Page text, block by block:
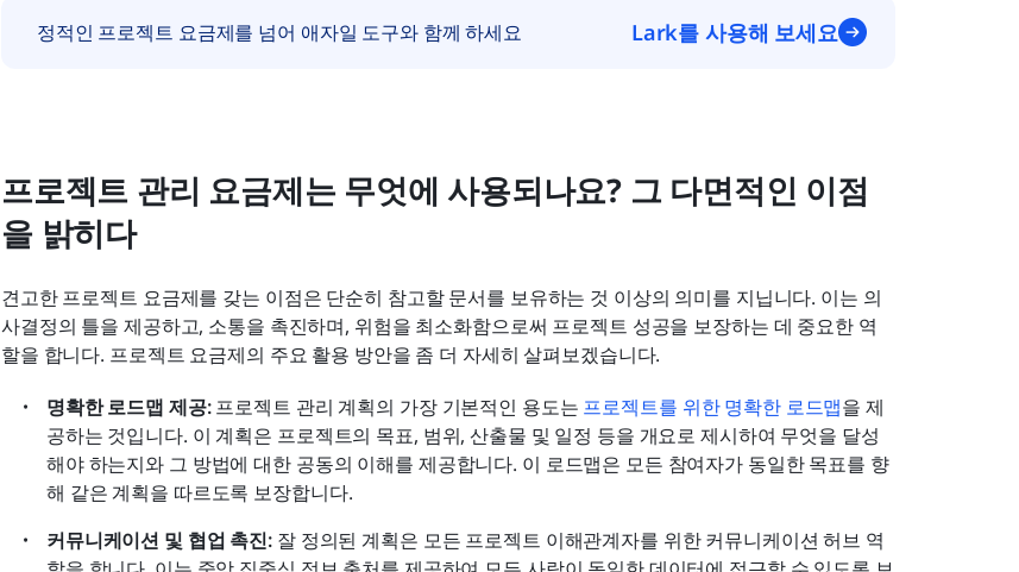
정적인 프로젝트 요금제를 넘어 애자일 도구와 함께 하세요 Lark를 사용해 보세요
프로젝트 관리 요금제는 무엇에 사용되나요? 그 다면적인 이점
을 밝히다
견고한 프로젝트 요금제를 갖는 이점은 단순히 참고할 문서를 보유하는 것 이상의 의미를 지닙니다. 이는 의
사결정의 틀을 제공하고, 소통을 촉진하며, 위험을 최소화함으로써 프로젝트 성공을 보장하는 데 중요한 역
할을 합니다. 프로젝트 요금제의 주요 활용 방안을 좀 더 자세히 살펴보겠습니다.
명확한 로드맵 제공: 프로젝트 관리 계획의 가장 기본적인 용도는 프로젝트를 위한 명확한 로드맵을 제
공하는 것입니다. 이 계획은 프로젝트의 목표, 범위, 산출물 및 일정 등을 개요로 제시하여 무엇을 달성
해야 하는지와 그 방법에 대한 공동의 이해를 제공합니다. 이 로드맵은 모든 참여자가 동일한 목표를 향
해 같은 계획을 따르도록 보장합니다.
커뮤니케이션 및 협업 촉진: 잘 정의된 계획은 모든 프로젝트 이해관계자를 위한 커뮤니케이션 허브 역